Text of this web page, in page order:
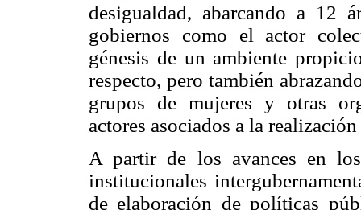
desigualdad, abarcando a 12
gobiernos como el actor
génesis de un ambiente
respecto, pero también
grupos de mujeres y otras
actores asociados a la
A partir de los avances en
institucionales
de elaboración de políticas